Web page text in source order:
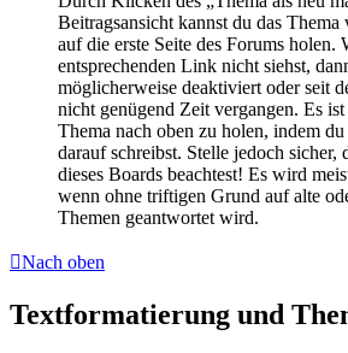
Beitragsansicht kannst du das Thema
auf die erste Seite des Forums holen.
entsprechenden Link nicht siehst,
möglicherweise deaktiviert oder seit
nicht genügend Zeit vergangen. Es
Thema nach oben zu holen, indem
darauf schreibst. Stelle jedoch sicher,
dieses Boards beachtest! Es wird
wenn ohne triftigen Grund auf alte
Themen geantwortet wird.
Nach oben
Textformatierung und